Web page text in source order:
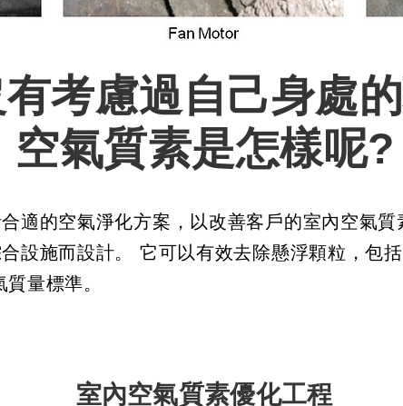
考慮過自己身處
空氣質素是怎樣呢?
適的空氣淨化方案，以改善客戶的室內空氣
設施而設計。 它可以有效去除懸浮顆粒，包
量標準。